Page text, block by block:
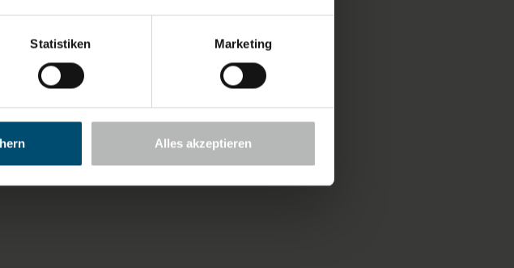
Statistiken Marketing
Alles akzeptieren